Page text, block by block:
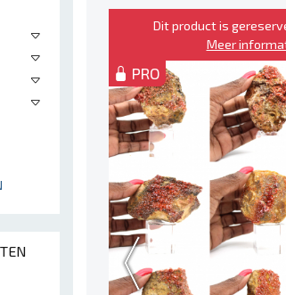
Dit product is
Meer
PRO